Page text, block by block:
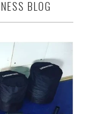
BLOG